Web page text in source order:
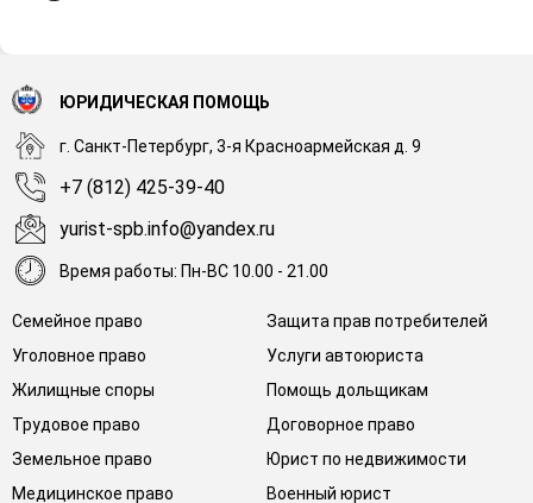
Семейное право
Защита прав потребителей
Уголовное право
Услуги автоюриста
Жилищные споры
Помощь дольщикам
Трудовое право
Договорное право
Земельное право
Юрист по недвижимости
Медицинское право
Военный юрист
ЮРИДИЧЕСКАЯ ПОМОЩЬ
г. Санкт-Петербург, 3-я Красноармейская д. 9
+7 (812) 425-39-40
yurist-spb.info@yandex.ru
Время работы: Пн-ВС 10.00 - 21.00